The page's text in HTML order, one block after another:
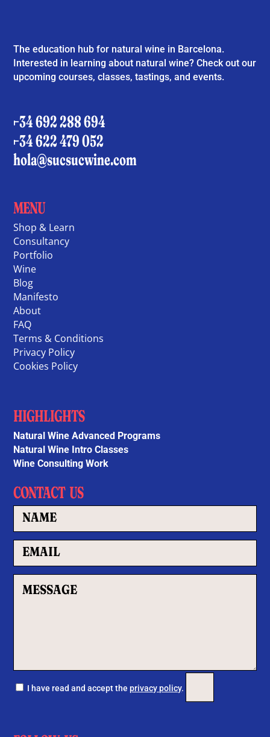
The education hub for natural wine in Barcelona.
Interested in learning about natural wine? Check out our
upcoming courses, classes, tastings, and events.
+34 692 288 694
+34 622 479 052
hola@sucsucwine.com
MENU
Shop & Learn
Consultancy
Portfolio
Wine
Blog
Manifesto
About
FAQ
Terms & Conditions
Privacy Policy
Cookies Policy
HIGHLIGHTS
Natural Wine Advanced Programs
Natural Wine Intro Classes
Wine Consulting Work
CONTACT US
I have read and accept theprivacy policy.